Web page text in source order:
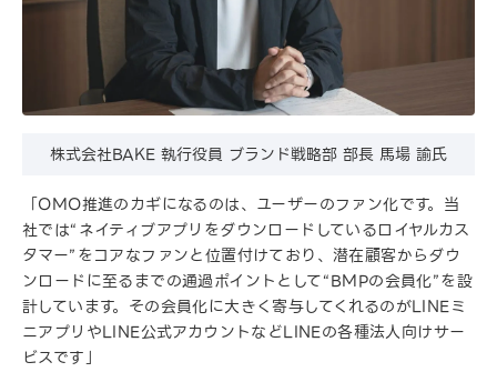
株式会社BAKE 執行役員 ブランド戦略部 部長 馬場 諭氏
「OMO推進のカギになるのは、ユーザーのファン化です。当
社では“ネイティブアプリをダウンロードしているロイヤルカス
タマー”をコアなファンと位置付けており、潜在顧客からダウ
ンロードに至るまでの通過ポイントとして“BMPの会員化”を設
計しています。その会員化に大きく寄与してくれるのがLINEミ
ニアプリやLINE公式アカウントなどLINEの各種法人向けサー
ビスです」